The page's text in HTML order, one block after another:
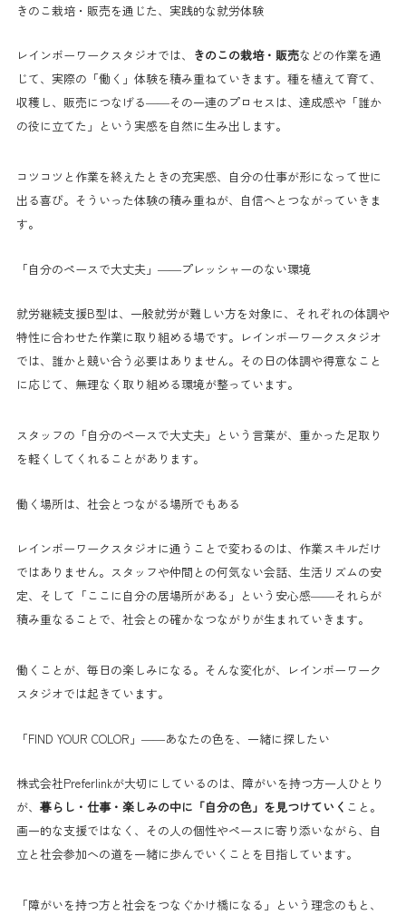
きのこ栽培・販売を通じた、実践的な就労体験
レインボーワークスタジオでは、 きのこの栽培・販売などの作業を通
じて、実際の「働く」体験を積み重ねていきます。種を植えて育て、
収穫し、販売につなげる——その一連のプロセスは、達成感や「誰か
の役に立てた」という実感を自然に生み出します。
コツコツと作業を終えたときの充実感、自分の仕事が形になって世に
出る喜び。そういった体験の積み重ねが、自信へとつながっていきま
す。
「自分のペースで大丈夫」——プレッシャーのない環境
就労継続支援B型は、一般就労が難しい方を対象に、それぞれの体調や
特性に合わせた作業に取り組める場です。レインボーワークスタジオ
では、誰かと競い合う必要はありません。その日の体調や得意なこと
に応じて、無理なく取り組める環境が整っています。
スタッフの「自分のペースで大丈夫」という言葉が、重かった足取り
を軽くしてくれることがあります。
働く場所は、社会とつながる場所でもある
レインボーワークスタジオに通うことで変わるのは、作業スキルだけ
ではありません。スタッフや仲間との何気ない会話、生活リズムの安
定、そして「ここに自分の居場所がある」という安心感——それらが
積み重なることで、社会との確かなつながりが生まれていきます。
働くことが、毎日の楽しみになる。そんな変化が、レインボーワーク
スタジオでは起きています。
「FIND YOUR COLOR」——あなたの色を、一緒に探したい
株式会社Preferlinkが大切にしているのは、障がいを持つ方一人ひとり
が、 暮らし・仕事・楽しみの中に「自分の色」を見つけていく こと。
画一的な支援ではなく、その人の個性やペースに寄り添いながら、自
立と社会参加への道を一緒に歩んでいくことを目指しています。
「障がいを持つ方と社会をつなぐかけ橋になる」という理念のもと、